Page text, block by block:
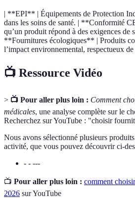
| **EPI** | Équipements de Protection
dans les soins de santé. | **Conformité
qu’un produit répond à des exigences de
**Fournitures écologiques** | Produits
l’impact environnemental, respectueux
📺 Ressource Vidéo
> 📺 Pour aller plus loin : Comment
médicales, une analyse complète sur le
Recherchez sur YouTube : "choisir
Nous avons sélectionné plusieurs
activité, que vous pouvez découvrir ci-
- - ---
📺 Pour aller plus loin : comment
2026 sur YouTube